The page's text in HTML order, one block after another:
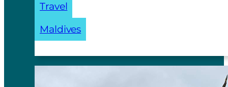
Travel
Maldives